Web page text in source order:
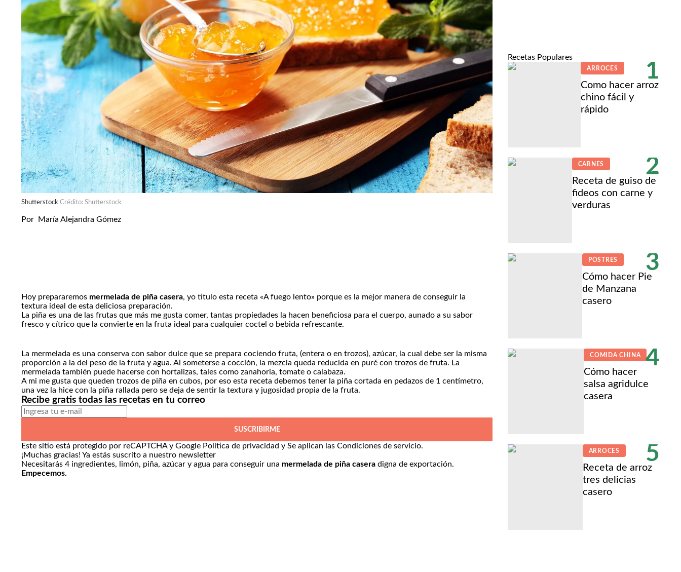
Shutterstock Crédito: Shutterstock
Por María Alejandra Gómez
Hoy prepararemos mermelada de piña casera, yo titulo esta receta «A fuego lento» porque es la mejor manera de conseguir la
textura ideal de esta deliciosa preparación.
La piña es una de las frutas que más me gusta comer, tantas propiedades la hacen beneficiosa para el cuerpo, aunado a su sabor
fresco y cítrico que la convierte en la fruta ideal para cualquier coctel o bebida refrescante.
La mermelada es una conserva con sabor dulce que se prepara cociendo fruta, (entera o en trozos), azúcar, la cual debe ser la misma
proporción a la del peso de la fruta y agua. Al someterse a cocción, la mezcla queda reducida en puré con trozos de fruta. La
mermelada también puede hacerse con hortalizas, tales como zanahoria, tomate o calabaza.
A mi me gusta que queden trozos de piña en cubos, por eso esta receta debemos tener la piña cortada en pedazos de 1 centímetro,
una vez la hice con la piña rallada pero se deja de sentir la textura y jugosidad propia de la fruta.
Recibe gratis todas las recetas en tu correo
SUSCRIBIRME
Este sitio está protegido por reCAPTCHA y Google Política de privacidad y Se aplican las Condiciones de servicio.
¡Muchas gracias! Ya estás suscrito a nuestro newsletter
Necesitarás 4 ingredientes, limón, piña, azúcar y agua para conseguir una mermelada de piña casera digna de exportación.
Empecemos.
Recetas Populares
1
ARROCES
Como hacer arroz
chino fácil y
rápido
2
CARNES
Receta de guiso de
fideos con carne y
verduras
3
POSTRES
Cómo hacer Pie
de Manzana
casero
4
COMIDA CHINA
Cómo hacer
salsa agridulce
casera
5
ARROCES
Receta de arroz
tres delicias
casero